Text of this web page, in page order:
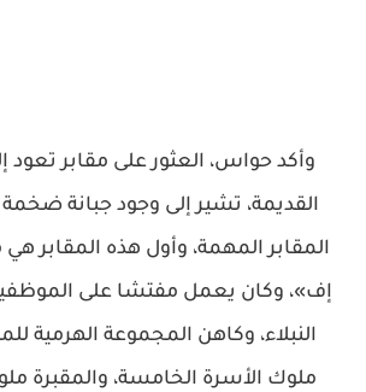
وأكد حواس، العثور على مقابر تعود
القديمة، تشير إلى وجود جبانة
المقابر المهمة، وأول هذه المقابر
إف»، وكان يعمل مفتشا على
النبلاء، وكاهن المجموعة الهرمية
ملوك الأسرة الخامسة، والمقبرة